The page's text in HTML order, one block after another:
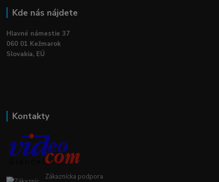
Kde nás nájdete
Hlavné námestie 37
060 01 Kežmarok
Slovakia, EÚ
Kontakty
Zákaznícka podpora